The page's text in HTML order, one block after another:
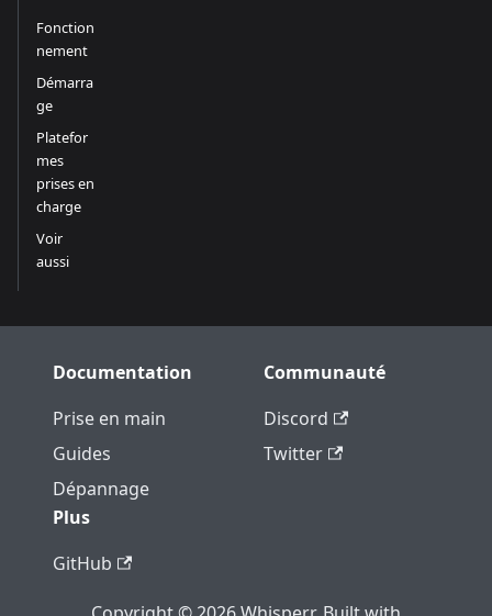
Fonction
nement
Démarra
ge
Platefor
mes
prises en
charge
Voir
aussi
Documentation
Prise en main
Guides
Dépannage
Communauté
Discord
Twitter
Plus
GitHub